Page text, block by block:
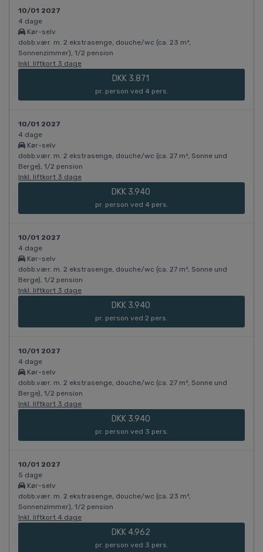
10/01 2027
4 dage
Kør-selv
dobb.vær. m. 2 ekstrasenge, douche/wc (ca. 23 m²,
Sonnenzimmer), 1/2 pension
Inkl. liftkort 3 dage
DKK 3.871
pr. person ved 4 pers.
10/01 2027
4 dage
Kør-selv
dobb.vær. m. 2 ekstrasenge, douche/wc (ca. 27 m², Sonne und
Berge), 1/2 pension
Inkl. liftkort 3 dage
DKK 3.940
pr. person ved 4 pers.
10/01 2027
4 dage
Kør-selv
dobb.vær. m. 2 ekstrasenge, douche/wc (ca. 27 m², Sonne und
Berge), 1/2 pension
Inkl. liftkort 3 dage
DKK 3.940
pr. person ved 2 pers.
10/01 2027
4 dage
Kør-selv
dobb.vær. m. 2 ekstrasenge, douche/wc (ca. 27 m², Sonne und
Berge), 1/2 pension
Inkl. liftkort 3 dage
DKK 3.940
pr. person ved 3 pers.
10/01 2027
5 dage
Kør-selv
dobb.vær. m. 2 ekstrasenge, douche/wc (ca. 23 m²,
Sonnenzimmer), 1/2 pension
Inkl. liftkort 4 dage
DKK 4.962
pr. person ved 3 pers.